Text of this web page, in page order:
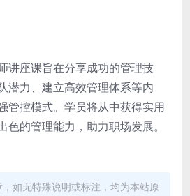
讲座课旨在分享成功的管理技
潜力、建立高效管理体系等内
管控模式。学员将从中获得实用
色的管理能力，助力职场发展。
如无特殊说明或标注，均为本站原